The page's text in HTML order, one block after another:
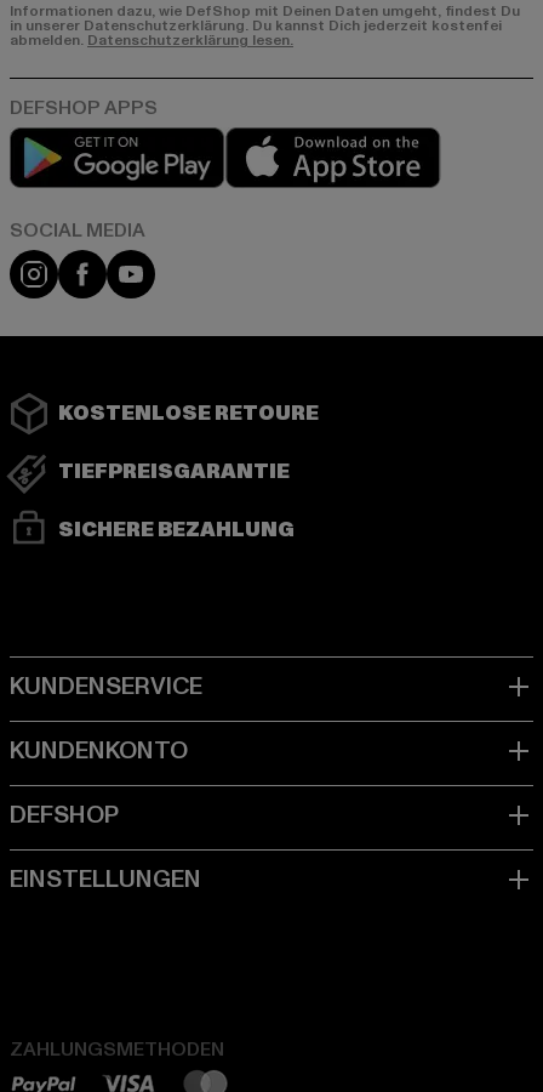
Informationen dazu, wie DefShop mit Deinen Daten umgeht, findest Du
in unserer Datenschutzerklärung. Du kannst Dich jederzeit kostenfei
abmelden. Datenschutzerklärung lesen.
Play market
Instagram
FacebookYouTube
KOSTENLOSE RETOURE
TIEFPREISGARANTIE
SICHERE BEZAHLUNG
ZAHLUNGSMETHODEN